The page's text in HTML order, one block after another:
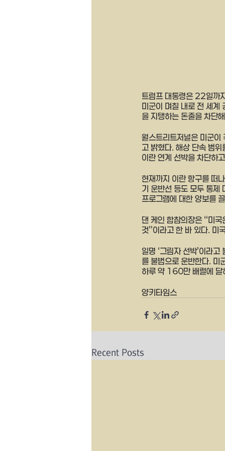
트럼프 대통령은 22일까
미군이 며칠 내로 전 세계
을 지탱하는 돈줄을 차단
월스트리트저널은 미군이
고 밝혔다. 해상 단속 범
이란 연계 선박을 차단하
현재까지 이란 항구를 떠
기 운반선 등도 모두 통제
프로그램에 대한 양보를
댄 케인 합참의장은 “미
것”이라고 한 바 있다. 미
일명 ‘그림자 선박’이라
를 불법으로 운반한다. 미
하루 약 160만 배럴에 달
양키타임스
Recent Posts